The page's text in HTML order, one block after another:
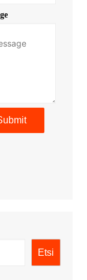
Etsi